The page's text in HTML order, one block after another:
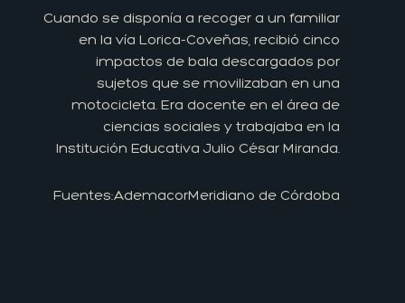
Cuando se disponía a recoger a un familiar
en la vía Lorica-Coveñas, recibió cinco
impactos de bala descargados por
sujetos que se movilizaban en una
motocicleta. Era docente en el área de
ciencias sociales y trabajaba en la
Institución Educativa Julio César Miranda.
Fuentes:AdemacorMeridiano de Córdoba